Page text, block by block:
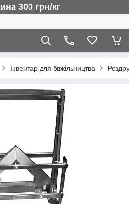
300 грн/кг
Інвентар для бджільництва